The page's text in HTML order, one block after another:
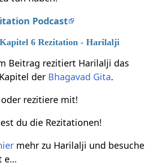
Podcast
6 Rezitation - Harilalji
Beitrag rezitiert Harilalji das
der Bhagavad Gita.
oder rezitiere mit!
du die Rezitationen!
mehr zu Harilalji und besuche
e…